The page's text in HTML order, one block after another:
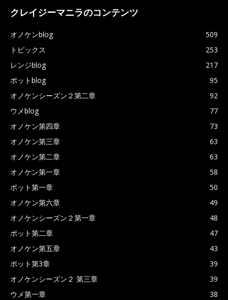
クレイジーマニラのコンテンツ
オノケンblog
509
トピックス
253
レンジblog
217
ポットblog
95
オノケンシーズン２第二章
92
ウメblog
77
オノケン第四章
73
オノケン第三章
63
オノケン第二章
63
オノケン第一章
58
ポット第一章
50
オノケン第六章
49
オノケンシーズン２第一章
48
ポット第二章
47
オノケン第五章
43
ポット第3章
39
オノケンシーズン２ 第三章
39
ウメ第一章
38